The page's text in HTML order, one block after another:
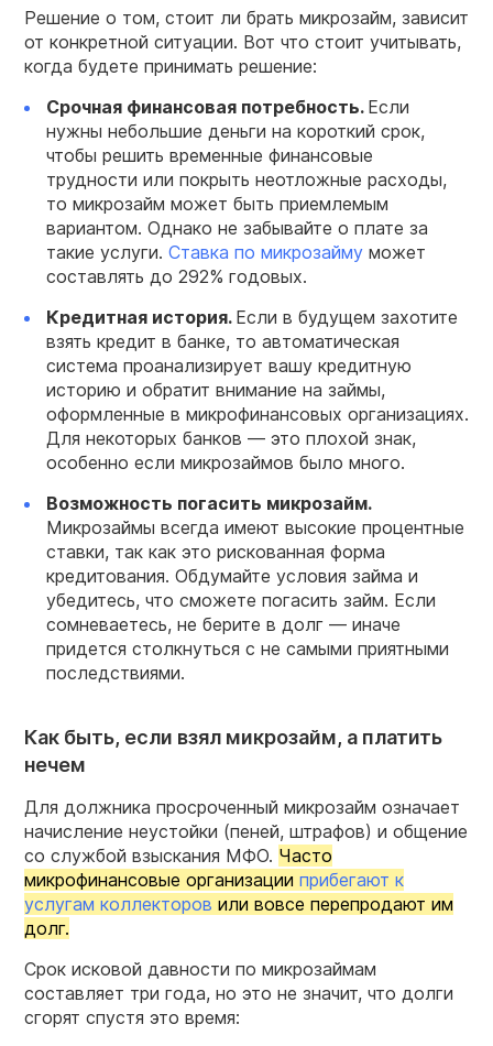
Решение о том, стоит ли брать микрозайм, зависит
от конкретной ситуации. Вот что стоит учитывать,
когда будете принимать решение:
Срочная финансовая потребность. Если
нужны небольшие деньги на короткий срок,
чтобы решить временные финансовые
трудности или покрыть неотложные расходы,
то микрозайм может быть приемлемым
вариантом. Однако не забывайте о плате за
такие услуги. Ставка по микрозайму может
составлять до 292% годовых.
Кредитная история. Если в будущем захотите
взять кредит в банке, то автоматическая
система проанализирует вашу кредитную
историю и обратит внимание на займы,
оформленные в микрофинансовых организациях.
Для некоторых банков — это плохой знак,
особенно если микрозаймов было много.
Возможность погасить микрозайм.
Микрозаймы всегда имеют высокие процентные
ставки, так как это рискованная форма
кредитования. Обдумайте условия займа и
убедитесь, что сможете погасить займ. Если
сомневаетесь, не берите в долг — иначе
придется столкнуться с не самыми приятными
последствиями.
Как быть, если взял микрозайм, а платить
нечем
Для должника просроченный микрозайм означает
начисление неустойки (пеней, штрафов) и общение
со службой взыскания МФО. Часто
микрофинансовые организации прибегают к
услугам коллекторов или вовсе перепродают им
долг.
Срок исковой давности по микрозаймам
составляет три года, но это не значит, что долги
сгорят спустя это время: